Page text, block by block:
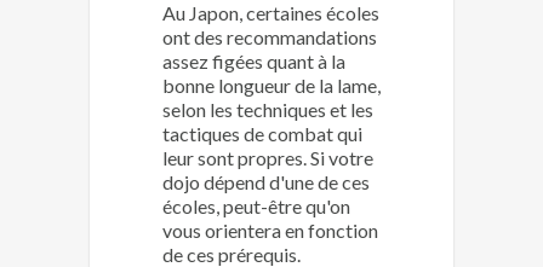
Au Japon, certaines écoles
ont des recommandations
assez figées quant à la
bonne longueur de la lame,
selon les techniques et les
tactiques de combat qui
leur sont propres. Si votre
dojo dépend d'une de ces
écoles, peut-être qu'on
vous orientera en fonction
de ces prérequis.